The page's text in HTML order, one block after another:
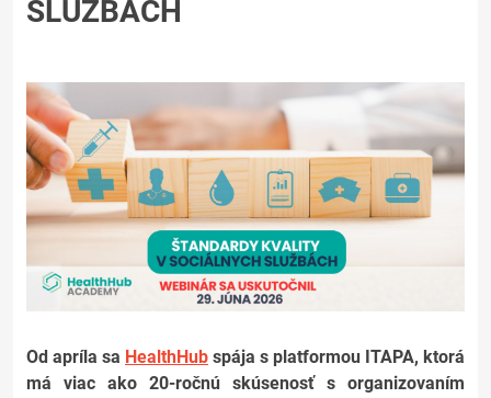
SLUŽBÁCH
Od apríla sa HealthHub spája s platformou ITAPA, ktorá
má viac ako 20-ročnú skúsenosť s organizovaním